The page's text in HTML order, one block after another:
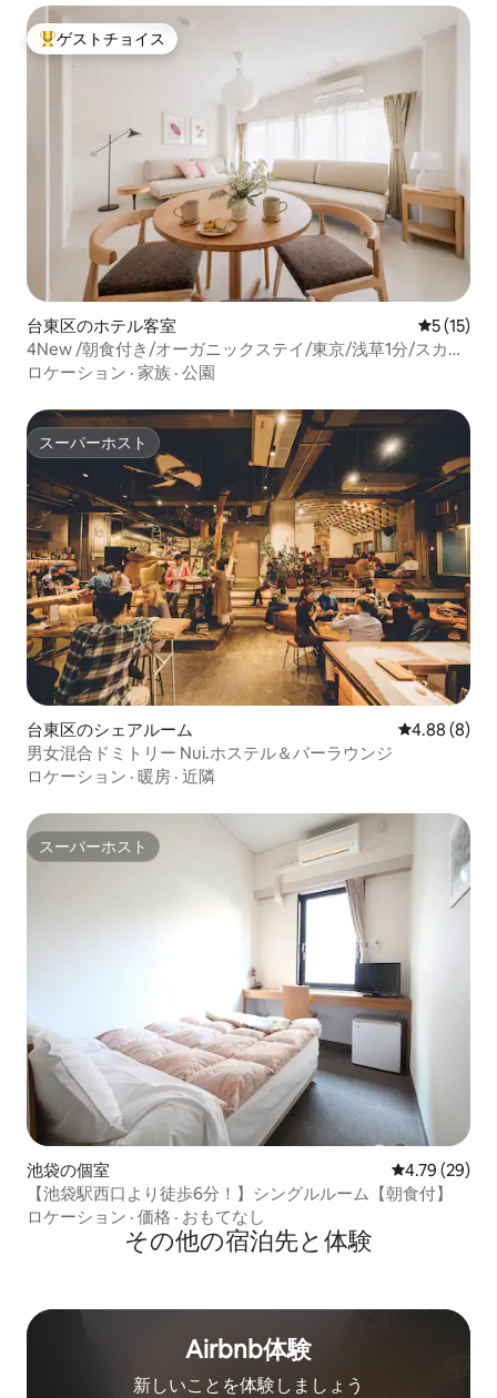
大好評のゲストチョイスです。
ゲストチョイス
台東区のホテル客室 レビュー
5 (15)
4New /朝食付き/オーガニックステイ/東京/浅草1分/スカイ
ツリー/カフェ併設/MAX4名
ロケーション · 家族 · 公園
スーパーホスト
スーパーホスト
台東区のシェアルーム レビュー8件
4.88 (8)
男女混合ドミトリー Nui.ホステル＆バーラウンジ
ロケーション · 暖房 · 近隣
スーパーホスト
スーパーホスト
池袋の個室 レビュー29
4.79 (29)
【池袋駅西口より徒歩6分！】シングルルーム【朝食付】
ロケーション · 価格 · おもてなし
その他の宿⁠泊⁠先と体⁠験
Airbnb体験
新しいことを体験しましょう